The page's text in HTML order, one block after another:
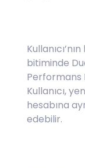
bitiminde
Performans
Kullanıcı,
hesabına
edebilir.